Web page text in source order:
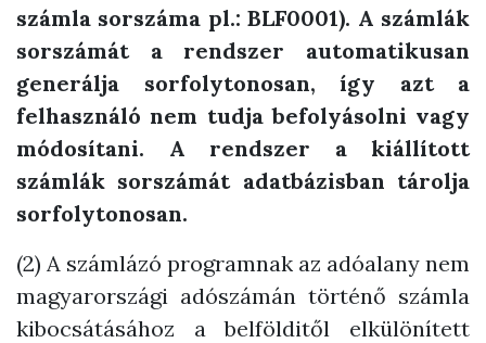
számla sorszáma pl.: BLF0001). A számlák
sorszámát a rendszer automatikusan
generálja sorfolytonosan, így azt a
felhasználó nem tudja befolyásolni vagy
módosítani. A rendszer a kiállított
számlák sorszámát adatbázisban tárolja
sorfolytonosan.
(2) A számlázó programnak az adóalany nem
magyarországi adószámán történő számla
kibocsátásához a belfölditől elkülönített